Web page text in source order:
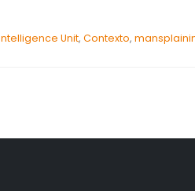
Unit, Contexto,